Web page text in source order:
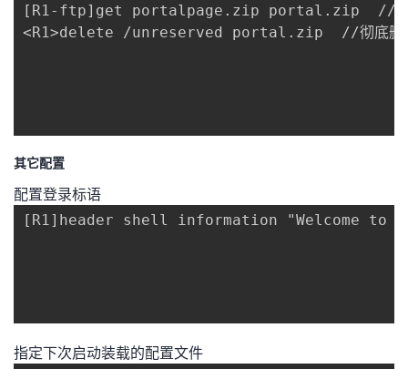
[R1-ftp]get portalpage.zip portal.zip  //下载
<R1>delete /unreserved portal.zip  //彻底删
其它配置
配置登录标语
[R1]header shell information "Welcome to
指定下次启动装载的配置文件